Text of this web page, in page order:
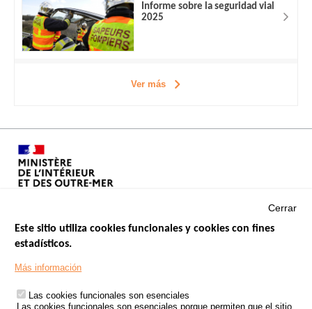
Informe sobre la seguridad vial
2025
Ver más
Footer
TRATAMIENTO DE DATOS PERSONALES PROCEDENTES DE
Cerrar
Este sitio utiliza cookies funcionales y cookies con fines
estadísticos.
Más información
Las cookies funcionales son esenciales
Las cookies funcionales son esenciales porque permiten que el sitio